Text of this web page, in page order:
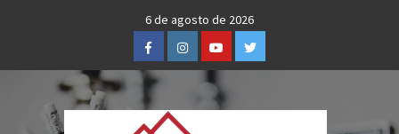
6 de agosto de 2026
FacebookInstagramYoutubeTwitter